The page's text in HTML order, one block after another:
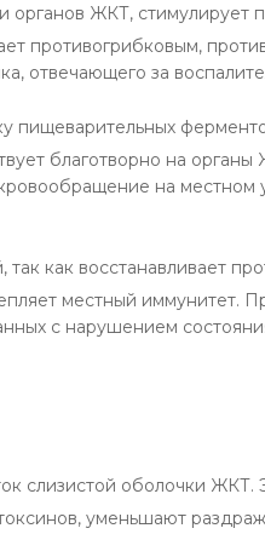
органов ЖКТ, стимулирует
противогрибковым,
отвечающего за
пищеварительных
благотворно на
на
как восстанавливает
местный иммунитет.
с нарушением
слизистой оболочки
уменьшают